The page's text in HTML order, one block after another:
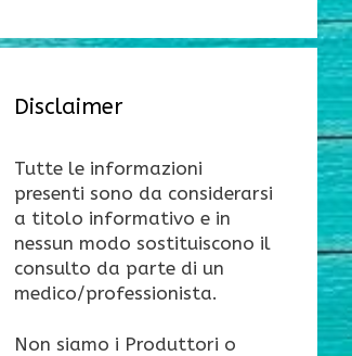
Disclaimer
Tutte le informazioni
presenti sono da considerarsi
a titolo informativo e in
nessun modo sostituiscono il
consulto da parte di un
medico/professionista.
Non siamo i Produttori o